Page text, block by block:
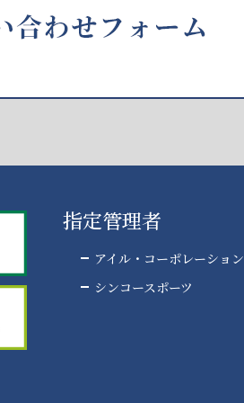
指定管理者
アイル・コーポレーション
シンコースポーツ